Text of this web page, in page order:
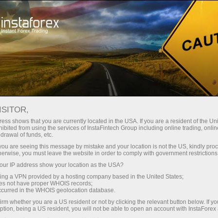
Para Operadores Analisis de forex
InstaForex TV
Eventos da InstaForex
TV
The TV events section offers you up-to-date
reportages showing the life outside the trading
platform.
shows that you are currently located in the USA. If you are a resident of the
from using the services of InstaFintech Group including online trading,
of funds, etc.
are seeing this message by mistake and your location is not the US, kindly
you must leave the website in order to comply with government
IP address show your location as the USA?
a VPN provided by a hosting company based in the United States;
not have proper WHOIS records;
in the WHOIS geolocation database.
whether you are a US resident or not by clicking the relevant button below. If
being a US resident, you will not be able to open an account with InstaForex